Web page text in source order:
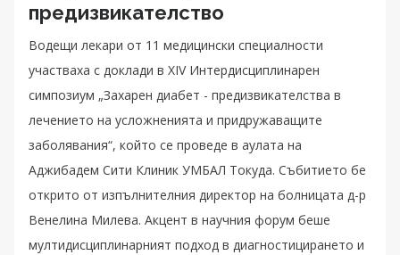
предизвикателство
Водещи лекари от 11 медицински специалности
участваха с доклади в XIV Интердисциплинарен
симпозиум „Захарен диабет - предизвикателства в
лечението на усложненията и придружаващите
заболявания“, който се проведе в аулата на
Аджибадем Сити Клиник УМБАЛ Токуда. Събитието бе
открито от изпълнителния директор на болницата д-р
Венелина Милева. Акцент в научния форум беше
мултидисциплинарният подход в диагностицирането и